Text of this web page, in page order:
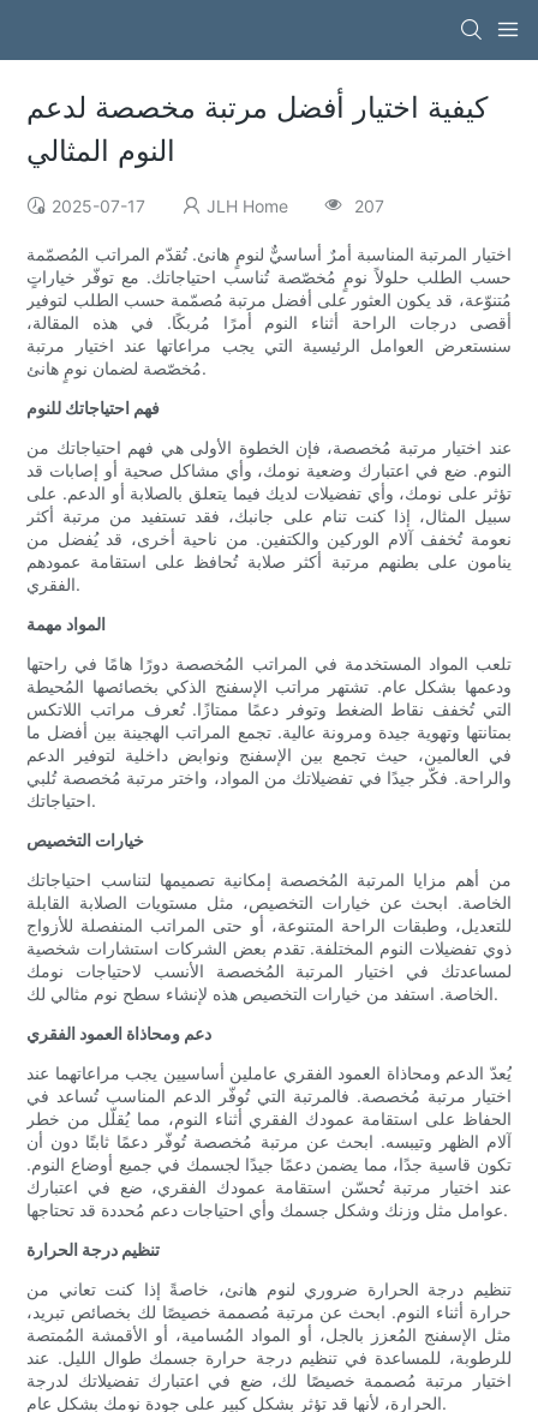
كيفية اختيار أفضل مرتبة مخصصة لدعم
النوم المثالي
2025-07-17 JLH Home 207
اختيار المرتبة المناسبة أمرٌ أساسيٌّ لنومٍ هانئ. تُقدّم المراتب المُصمّمة
حسب الطلب حلولاً نومٍ مُخصّصة تُناسب احتياجاتك. مع توفّر خياراتٍ
مُتنوّعة، قد يكون العثور على أفضل مرتبة مُصمّمة حسب الطلب لتوفير
أقصى درجات الراحة أثناء النوم أمرًا مُربكًا. في هذه المقالة،
سنستعرض العوامل الرئيسية التي يجب مراعاتها عند اختيار مرتبة
مُخصّصة لضمان نومٍ هانئ.
فهم احتياجاتك للنوم
عند اختيار مرتبة مُخصصة، فإن الخطوة الأولى هي فهم احتياجاتك من
النوم. ضع في اعتبارك وضعية نومك، وأي مشاكل صحية أو إصابات قد
تؤثر على نومك، وأي تفضيلات لديك فيما يتعلق بالصلابة أو الدعم. على
سبيل المثال، إذا كنت تنام على جانبك، فقد تستفيد من مرتبة أكثر
نعومة تُخفف آلام الوركين والكتفين. من ناحية أخرى، قد يُفضل من
ينامون على بطنهم مرتبة أكثر صلابة تُحافظ على استقامة عمودهم
الفقري.
المواد مهمة
تلعب المواد المستخدمة في المراتب المُخصصة دورًا هامًا في راحتها
ودعمها بشكل عام. تشتهر مراتب الإسفنج الذكي بخصائصها المُحيطة
التي تُخفف نقاط الضغط وتوفر دعمًا ممتازًا. تُعرف مراتب اللاتكس
بمتانتها وتهوية جيدة ومرونة عالية. تجمع المراتب الهجينة بين أفضل ما
في العالمين، حيث تجمع بين الإسفنج ونوابض داخلية لتوفير الدعم
والراحة. فكّر جيدًا في تفضيلاتك من المواد، واختر مرتبة مُخصصة تُلبي
احتياجاتك.
خيارات التخصيص
من أهم مزايا المرتبة المُخصصة إمكانية تصميمها لتناسب احتياجاتك
الخاصة. ابحث عن خيارات التخصيص، مثل مستويات الصلابة القابلة
للتعديل، وطبقات الراحة المتنوعة، أو حتى المراتب المنفصلة للأزواج
ذوي تفضيلات النوم المختلفة. تقدم بعض الشركات استشارات شخصية
لمساعدتك في اختيار المرتبة المُخصصة الأنسب لاحتياجات نومك
الخاصة. استفد من خيارات التخصيص هذه لإنشاء سطح نوم مثالي لك.
دعم ومحاذاة العمود الفقري
يُعدّ الدعم ومحاذاة العمود الفقري عاملين أساسيين يجب مراعاتهما عند
اختيار مرتبة مُخصصة. فالمرتبة التي تُوفّر الدعم المناسب تُساعد في
الحفاظ على استقامة عمودك الفقري أثناء النوم، مما يُقلّل من خطر
آلام الظهر وتيبسه. ابحث عن مرتبة مُخصصة تُوفّر دعمًا ثابتًا دون أن
تكون قاسية جدًا، مما يضمن دعمًا جيدًا لجسمك في جميع أوضاع النوم.
عند اختيار مرتبة تُحسّن استقامة عمودك الفقري، ضع في اعتبارك
عوامل مثل وزنك وشكل جسمك وأي احتياجات دعم مُحددة قد تحتاجها.
تنظيم درجة الحرارة
تنظيم درجة الحرارة ضروري لنوم هانئ، خاصةً إذا كنت تعاني من
حرارة أثناء النوم. ابحث عن مرتبة مُصممة خصيصًا لك بخصائص تبريد،
مثل الإسفنج المُعزز بالجل، أو المواد المُسامية، أو الأقمشة المُمتصة
للرطوبة، للمساعدة في تنظيم درجة حرارة جسمك طوال الليل. عند
اختيار مرتبة مُصممة خصيصًا لك، ضع في اعتبارك تفضيلاتك لدرجة
الحرارة، لأنها قد تؤثر بشكل كبير على جودة نومك بشكل عام.